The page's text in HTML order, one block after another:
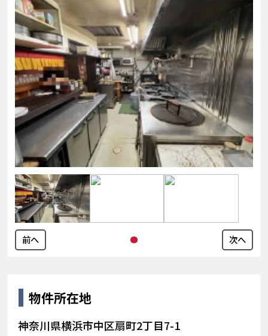
前へ 次へ
物件所在地
神奈川県横浜市中区扇町2丁目7-1